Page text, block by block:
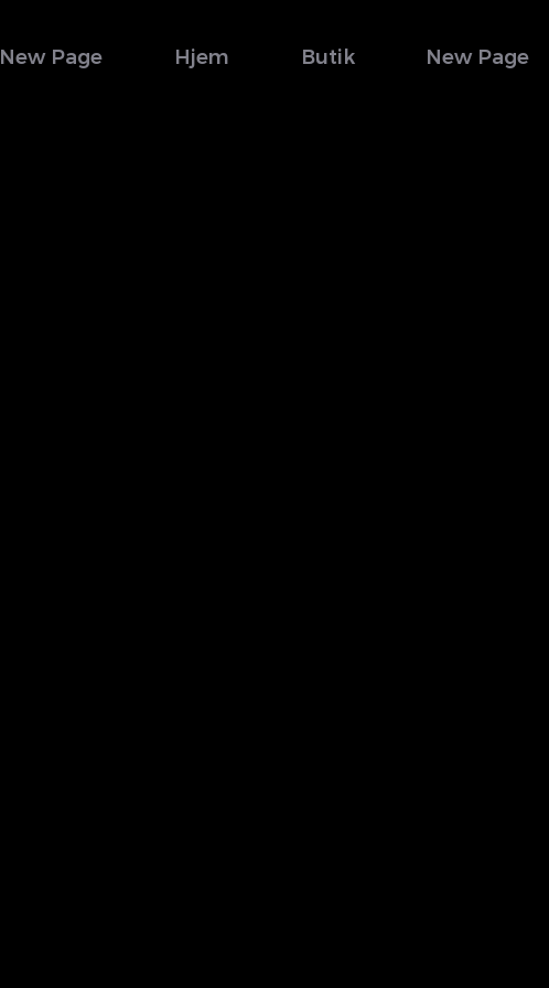
New Page Hjem Butik New Page